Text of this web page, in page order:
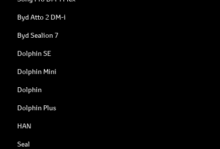
Byd Atto 2 DM-i
Byd Sealion 7
Dolphin SE
Dolphin Mini
Dolphin
Dolphin Plus
HAN
Seal